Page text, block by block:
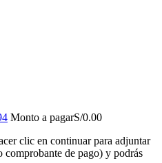
Monto a pagarS/0.00
clic en continuar para adjuntar
comprobante de pago) y podrás